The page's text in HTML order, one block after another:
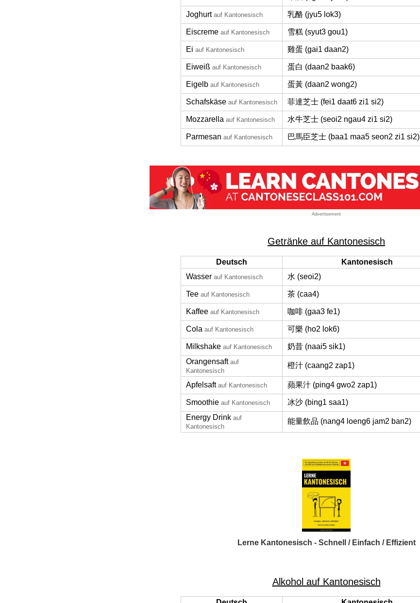
Joghurt auf Kantonesisch 乳酪 (jyu5 lok3)
Eiscreme auf Kantonesisch 雪糕 (syut3 gou1)
Ei auf Kantonesisch 雞蛋 (gai1 daan2)
Eiweiß auf Kantonesisch 蛋白 (daan2 baak6)
Eigelb auf Kantonesisch 蛋黃 (daan2 wong2)
Schafskäse auf Kantonesisch 菲達芝士 (fei1 daat6 zi1 si2)
Mozzarella auf Kantonesisch 水牛芝士 (seoi2 ngau4 zi1 si2)
Parmesan auf Kantonesisch 巴馬臣芝士 (baa1 maa5 seon2 zi1 si2)
Advertisement
Getränke auf Kantonesisch
Deutsch
Kantonesisch
Wasser auf Kantonesisch 水 (seoi2)
Tee auf Kantonesisch 茶 (caa4)
Kaffee auf Kantonesisch 咖啡 (gaa3 fe1)
Cola auf Kantonesisch 可樂 (ho2 lok6)
Milkshake auf Kantonesisch
奶昔 (naai5 sik1)
Orangensaft auf
Kantonesisch
橙汁 (caang2 zap1)
Apfelsaft auf Kantonesisch 蘋果汁 (ping4 gwo2 zap1)
Smoothie auf Kantonesisch
冰沙 (bing1 saa1)
Energy Drink auf
Kantonesisch
能量飲品 (nang4 loeng6 jam2 ban2)
Lerne Kantonesisch - Schnell / Einfach / Effizient
Alkohol auf Kantonesisch